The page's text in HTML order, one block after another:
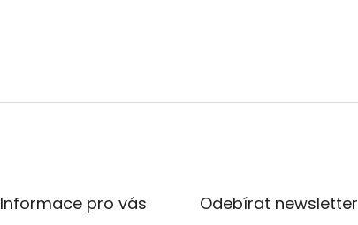
Informace pro vás Odebírat newsletter